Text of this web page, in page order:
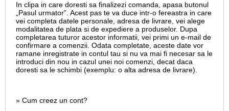
In clipa in care doresti sa finalizezi comanda, apasa butonul
„Pasul urmator”. Acest pas te va duce intr-o fereastra in care
vei completa datele personale, adresa de livrare, vei alege
modalitatea de plata si de expediere a produselor. Dupa
completarea tuturor acestor informatii, vei primi un e-mail de
confirmare a comenzii. Odata completate, aceste date vor
ramane inregistrate in contul tau si nu va mai fi necesar sa le
introduci din nou in cazul unei noi comenzi, decat daca
doresti sa le schimbi (exemplu: o alta adresa de livrare).
» Cum creez un cont?